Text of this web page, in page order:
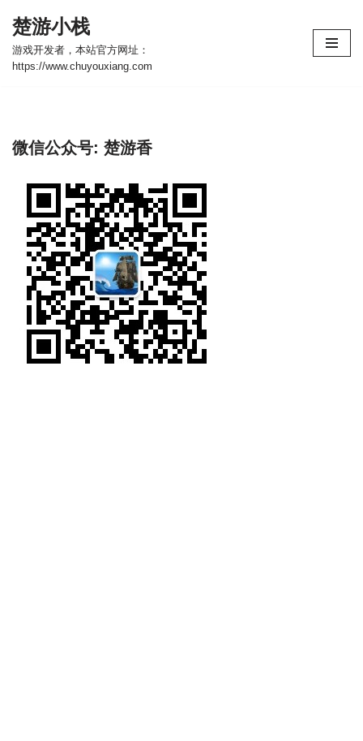
跳
至
楚游小栈
游戏开发者，本站官方网址：
https://www.chuyouxiang.com
微信公众号: 楚游香